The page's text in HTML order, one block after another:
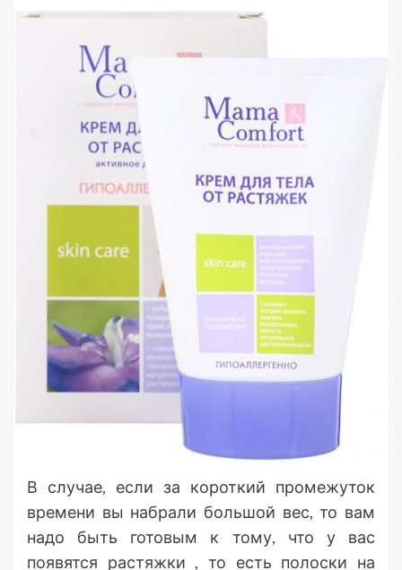
В случае, если за короткий промежуток
времени вы набрали большой вес, то вам
надо быть готовым к тому, что у вас
появятся растяжки , то есть полоски на